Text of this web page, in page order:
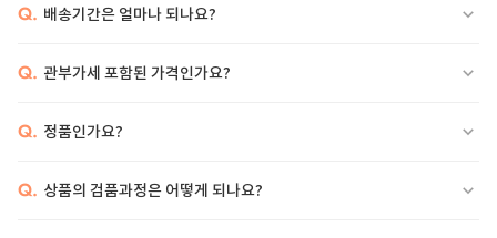
Q. 배송기간은 얼마나 되나요?
Q. 관부가세 포함된 가격인가요?
Q. 정품인가요?
Q. 상품의 검품과정은 어떻게 되나요?